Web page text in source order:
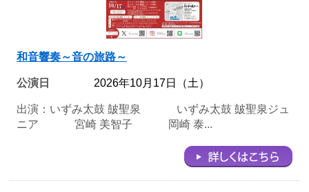
和音響奏～音の旅路～
公演日 2026年10月17日（土）
出演：いずみ太鼓 皷聖泉 いずみ太鼓 皷聖泉ジュ
ニア 宮崎 美智子 岡崎 泰...